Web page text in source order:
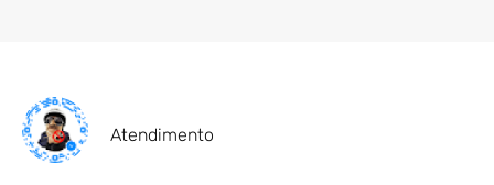
Atendimento